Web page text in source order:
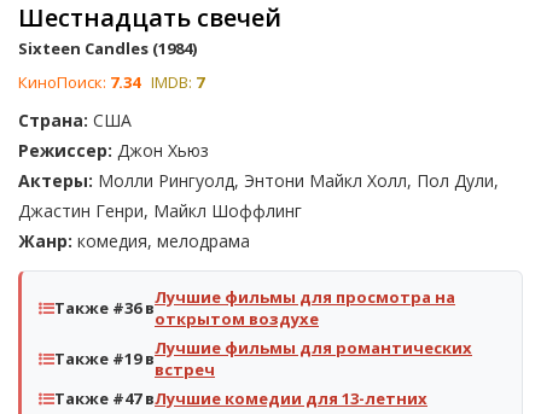
Шестнадцать свечей
Sixteen Candles (1984)
КиноПоиск: 7.34 IMDB: 7
Страна: США
Режиссер: Джон Хьюз
Актеры: Молли Рингуолд, Энтони Майкл Холл, Пол Дули,
Джастин Генри, Майкл Шоффлинг
Жанр: комедия, мелодрама
Также #36 вЛучшие фильмы для просмотра на
открытом воздухе
Также #19 вЛучшие фильмы для романтических
встреч
Также #47 вЛучшие комедии для 13-летних